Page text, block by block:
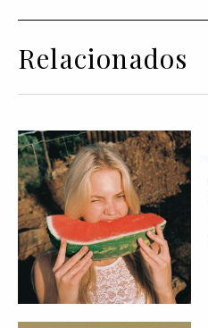
Relacionados